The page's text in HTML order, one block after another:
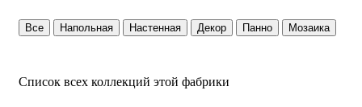
Все Напольная Настенная Декор Панно Мозаика
Список всех коллекций этой фабрики